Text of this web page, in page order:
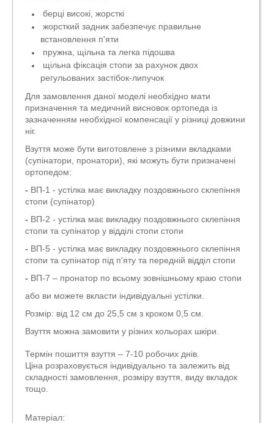
берці високі, жорсткі
жорсткий задник забезпечує правильне
встановлення п'яти
пружна, щільна та легка підошва
щільна фіксація стопи за рахунок двох
регульованих застібок-липучок
Для замовлення даної моделі необхідно мати
призначення та медичний висновок ортопеда із
зазначенням необхідної компенсації у різниці довжини
ніг.
Взуття може бути виготовлене з різними вкладками
(супінатори, пронатори), які можуть бути призначені
ортопедом:
- ВП-1 - устілка має викладку поздовжнього склепіння
стопи (супінатор)
- ВП-2 - устілка має викладку поздовжнього склепіння
стопи та супінатор у відділі стопи стопи
- ВП-5 - устілка має викладку поздовжнього склепіння
стопи та супінатор під п'яту та передній відділ стопи
- ВП-7 – пронатор по всьому зовнішньому краю стопи
або ви можете вкласти індивідуальні устілки.
Розмір: від 12 см до 25,5 см з кроком 0,5 см.
Взуття можна замовити у різних кольорах шкіри.
Термін пошиття взуття – 7-10 робочих днів.
Ціна розраховується індивідуально та залежить від
складності замовлення, розміру взуття, виду вкладок
тощо.
Матеріал: